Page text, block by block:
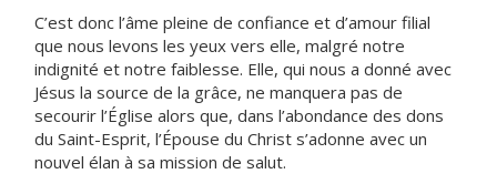
C’est donc l’âme pleine de confiance et d’amour filial
que nous levons les yeux vers elle, malgré notre
indignité et notre faiblesse. Elle, qui nous a donné avec
Jésus la source de la grâce, ne manquera pas de
secourir l’Église alors que, dans l’abondance des dons
du Saint-Esprit, l’Épouse du Christ s’adonne avec un
nouvel élan à sa mission de salut.